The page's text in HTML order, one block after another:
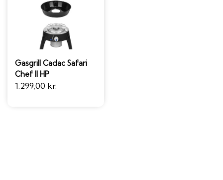
Gasgrill Cadac Safari
Chef II HP
1.299,00 kr.